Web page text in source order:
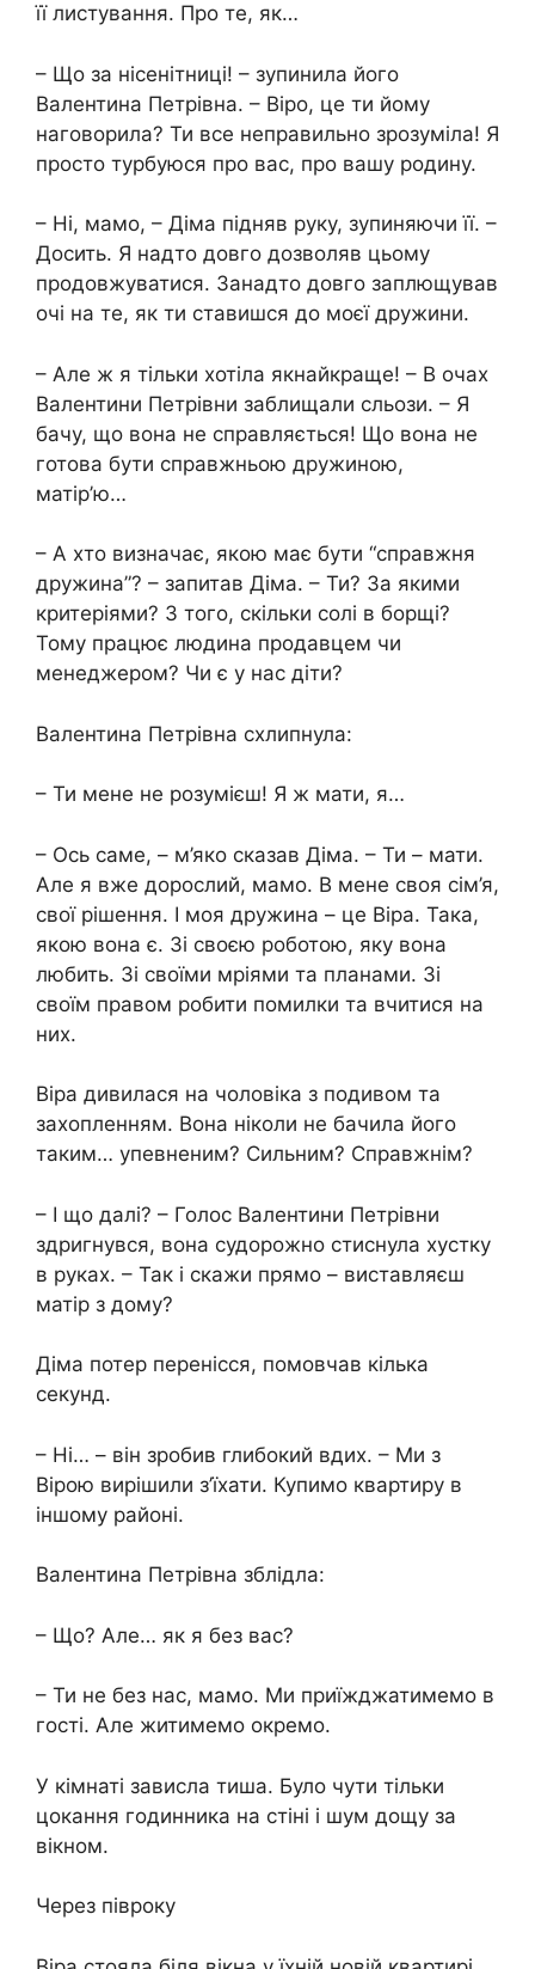
її листування. Про те, як…
– Що за нісенітниці! – зупинила його
Валентина Петрівна. – Віро, це ти йому
наговорила? Ти все неправильно зрозуміла! Я
просто турбуюся про вас, про вашу родину.
– Ні, мамо, – Діма підняв руку, зупиняючи її. –
Досить. Я надто довго дозволяв цьому
продовжуватися. Занадто довго заплющував
очі на те, як ти ставишся до моєї дружини.
– Але ж я тільки хотіла якнайкраще! – В очах
Валентини Петрівни заблищали сльози. – Я
бачу, що вона не справляється! Що вона не
готова бути справжньою дружиною,
матір’ю…
– А хто визначає, якою має бути “справжня
дружина”? – запитав Діма. – Ти? За якими
критеріями? З того, скільки солі в борщі?
Тому працює людина продавцем чи
менеджером? Чи є у нас діти?
Валентина Петрівна схлипнула:
– Ти мене не розумієш! Я ж мати, я…
– Ось саме, – м’яко сказав Діма. – Ти – мати.
Але я вже дорослий, мамо. В мене своя сім’я,
свої рішення. І моя дружина – це Віра. Така,
якою вона є. Зі своєю роботою, яку вона
любить. Зі своїми мріями та планами. Зі
своїм правом робити помилки та вчитися на
них.
Віра дивилася на чоловіка з подивом та
захопленням. Вона ніколи не бачила його
таким… упевненим? Сильним? Справжнім?
– І що далі? – Голос Валентини Петрівни
здригнувся, вона судорожно стиснула хустку
в руках. – Так і скажи прямо – виставляєш
матір з дому?
Діма потер перенісся, помовчав кілька
секунд.
– Ні… – він зробив глибокий вдих. – Ми з
Вірою вирішили з’їхати. Купимо квартиру в
іншому районі.
Валентина Петрівна зблідла:
– Що? Але… як я без вас?
– Ти не без нас, мамо. Ми приїжджатимемо в
гості. Але житимемо окремо.
У кімнаті зависла тиша. Було чути тільки
цокання годинника на стіні і шум дощу за
вікном.
Через півроку